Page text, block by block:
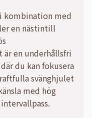
kombination med
en nästintill
en underhållsfri
du kan fokusera
svänghjulet
med hög